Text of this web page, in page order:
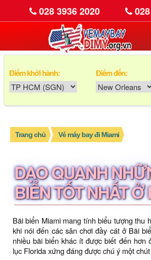
028 3936 2020
Điểm khởi hành: Điểm đến:
Trang chủ Vé máy bay đi Miami
DẠO QUANH
BIỂN TỐT NHẤT Ở
Bãi biển Miami mang tính biểu tượng thu
khi nói đến các sân chơi đầy cát ở Bãi
nhiều bãi biển khác ít được biết đến hơn
lục Florida xứng đáng được chú ý một chút